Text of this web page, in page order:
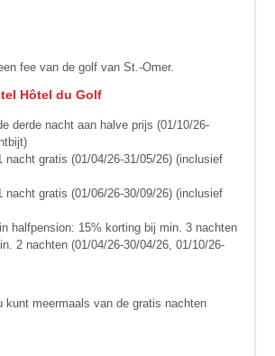
fee van de golf van St.-Omer.
Hôtel du Golf
derde nacht aan halve prijs (01/10/26-
nacht gratis (01/04/26-31/05/26) (inclusief
nacht gratis (01/06/26-30/09/26) (inclusief
halfpension: 15% korting bij min. 3 nachten
2 nachten (01/04/26-30/04/26, 01/10/26-
kunt meermaals van de gratis nachten